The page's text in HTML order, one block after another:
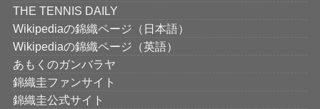
THE TENNIS DAILY
Wikipediaの錦織ページ（日本語）
Wikipediaの錦織ページ（英語）
あもくのガンバラヤ
錦織圭ファンサイト
錦織圭公式サイト